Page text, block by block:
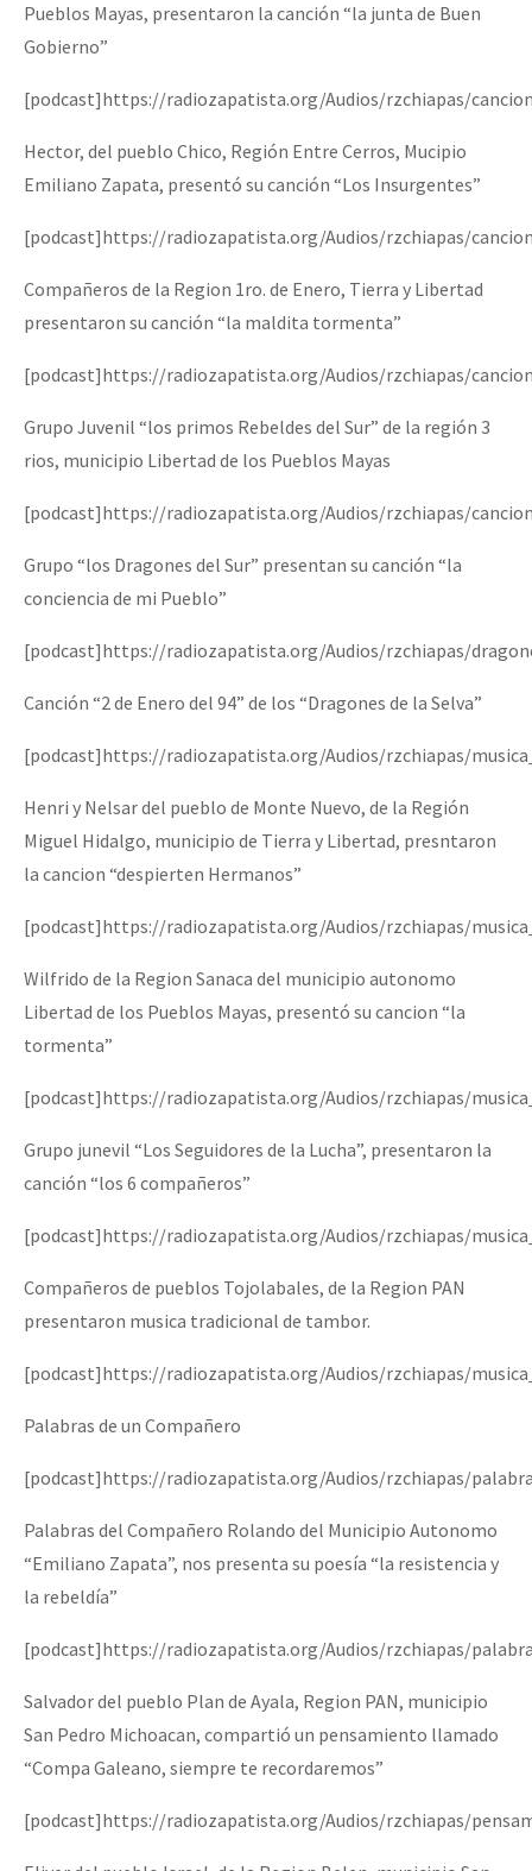
Pueblos Mayas, presentaron la canción “la junta de Buen
Gobierno”
[podcast]https://radiozapatista.org/Audios/rzchiapas/
Hector, del pueblo Chico, Región Entre Cerros, Mucipio
Emiliano Zapata, presentó su canción “Los Insurgentes”
[podcast]https://radiozapatista.org/Audios/rzchiapas/
Compañeros de la Region 1ro. de Enero, Tierra y Libertad
presentaron su canción “la maldita tormenta”
[podcast]https://radiozapatista.org/Audios/rzchiapas/
Grupo Juvenil “los primos Rebeldes del Sur” de la región 3
rios, municipio Libertad de los Pueblos Mayas
[podcast]https://radiozapatista.org/Audios/rzchiapas/
Grupo “los Dragones del Sur” presentan su canción “la
conciencia de mi Pueblo”
[podcast]https://radiozapatista.org/Audios/rzchiapas/
Canción “2 de Enero del 94” de los “Dragones de la Selva”
[podcast]https://radiozapatista.org/Audios/rzchiapas/
Henri y Nelsar del pueblo de Monte Nuevo, de la Región
Miguel Hidalgo, municipio de Tierra y Libertad, presntaron
la cancion “despierten Hermanos”
[podcast]https://radiozapatista.org/Audios/rzchiapas/
Wilfrido de la Region Sanaca del municipio autonomo
Libertad de los Pueblos Mayas, presentó su cancion “la
tormenta”
[podcast]https://radiozapatista.org/Audios/rzchiapas/
Grupo junevil “Los Seguidores de la Lucha”, presentaron la
canción “los 6 compañeros”
[podcast]https://radiozapatista.org/Audios/rzchiapas/
Compañeros de pueblos Tojolabales, de la Region PAN
presentaron musica tradicional de tambor.
[podcast]https://radiozapatista.org/Audios/rzchiapas/
Palabras de un Compañero
[podcast]https://radiozapatista.org/Audios/rzchiapas/
Palabras del Compañero Rolando del Municipio Autonomo
“Emiliano Zapata”, nos presenta su poesía “la resistencia y
la rebeldía”
[podcast]https://radiozapatista.org/Audios/rzchiapas/
Salvador del pueblo Plan de Ayala, Region PAN, municipio
San Pedro Michoacan, compartió un pensamiento llamado
“Compa Galeano, siempre te recordaremos”
[podcast]https://radiozapatista.org/Audios/rzchiapas/